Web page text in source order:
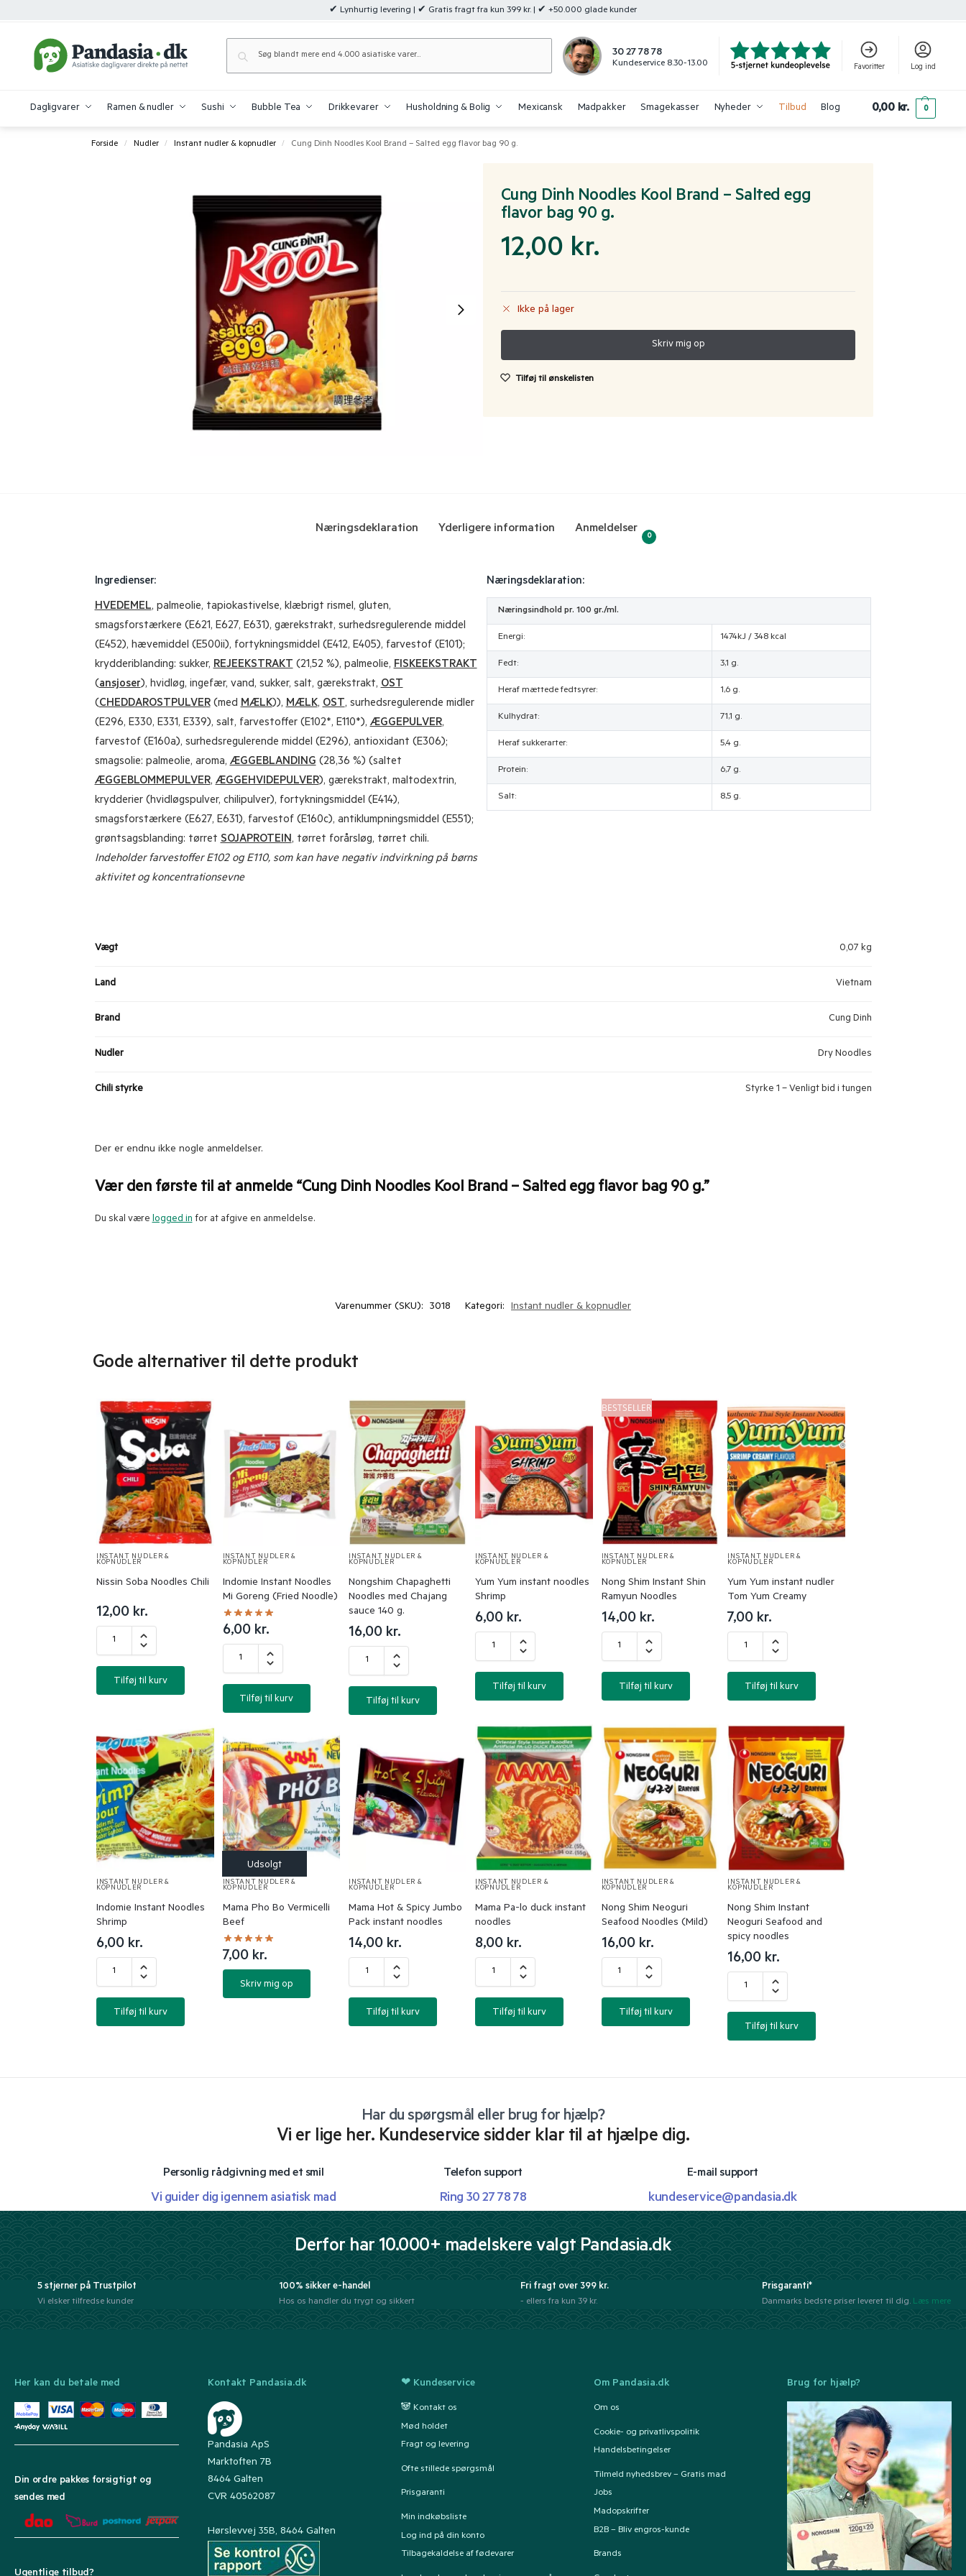
✔ Lynhurtig levering | ✔ Gratis fragt fra kun 399 kr. | ✔ +50.000 glade kunder
30 27 78 78
Kundeservice 8.30-13.00 Favoritter Log ind
Dagligvarer Ramen & nudler Sushi Bubble Tea Drikkevarer Husholdning & Bolig Mexicansk Madpakker Smagekasser Nyheder Tilbud Blog 0,00 kr. 0
Forside / Nudler / Instant nudler & kopnudler / Cung Dinh Noodles Kool Brand – Salted egg flavor bag 90 g.
Cung Dinh Noodles Kool Brand – Salted egg
flavor bag 90 g.
12,00 kr.
Ikke på lager
Tilføj til ønskelisten
Næringsdeklaration Yderligere information Anmeldelser
0
Ingredienser:
HVEDEMEL, palmeolie, tapiokastivelse, klæbrigt rismel, gluten,
smagsforstærkere (E621, E627, E631), gærekstrakt, surhedsregulerende middel
(E452), hævemiddel (E500ii), fortykningsmiddel (E412, E405), farvestof (E101);
krydderiblanding: sukker,REJEEKSTRAKT(21,52 %), palmeolie,FISKEEKSTRAKT
(ansjoser), hvidløg, ingefær, vand, sukker, salt, gærekstrakt,OST
(CHEDDAROSTPULVER(medMÆLK)),MÆLK,OST, surhedsregulerende midler
(E296, E330, E331, E339), salt, farvestoffer (E102*, E110*),ÆGGEPULVER,
farvestof (E160a), surhedsregulerende middel (E296), antioxidant (E306);
smagsolie: palmeolie, aroma,ÆGGEBLANDING(28,36 %) (saltet
ÆGGEBLOMMEPULVER,ÆGGEHVIDEPULVER), gærekstrakt, maltodextrin,
krydderier (hvidløgspulver, chilipulver), fortykningsmiddel (E414),
smagsforstærkere (E627, E631), farvestof (E160c), antiklumpningsmiddel (E551);
grøntsagsblanding: tørretSOJAPROTEIN, tørret forårsløg, tørret chili.
Indeholder farvestoffer E102 og E110, som kan have negativ indvirkning på børns
aktivitet og koncentrationsevne
Næringsdeklaration:
Næringsindhold pr. 100 gr./ml.
Energi: 1474kJ / 348 kcal
Fedt: 3,1 g.
Heraf mættede fedtsyrer: 1,6 g.
Kulhydrat: 71,1 g.
Heraf sukkerarter: 5,4 g.
Protein: 6,7 g.
Salt: 8,5 g.
Vægt 0,07 kg
Land Vietnam
Brand Cung Dinh
Nudler Dry Noodles
Chili styrke Styrke 1 – Venligt bid i tungen
Der er endnu ikke nogle anmeldelser.
Vær den første til at anmelde “Cung Dinh Noodles Kool Brand – Salted egg flavor bag 90 g.”
Du skal værelogged infor at afgive en anmeldelse.
Varenummer (SKU): 3018 Kategori: Instant nudler & kopnudler
Gode alternativer til dette produkt
INSTANT NUDLER &
KOPNUDLER
Nissin Soba Noodles Chili
12,00 kr.
Tilføj til kurv
INSTANT NUDLER &
KOPNUDLER
Indomie Instant Noodles
Mi Goreng (Fried Noodle)
6,00 kr.
Tilføj til kurv
INSTANT NUDLER &
KOPNUDLER
Nongshim Chapaghetti
Noodles med Chajang
sauce 140 g.
16,00 kr.
Tilføj til kurv
INSTANT NUDLER &
KOPNUDLER
Yum Yum instant noodles
Shrimp
6,00 kr.
Tilføj til kurv
BESTSELLER
INSTANT NUDLER &
KOPNUDLER
Nong Shim Instant Shin
Ramyun Noodles
14,00 kr.
Tilføj til kurv
INSTANT NUDLER &
KOPNUDLER
Yum Yum instant nudler
Tom Yum Creamy
7,00 kr.
Tilføj til kurv
INSTANT NUDLER &
KOPNUDLER
Indomie Instant Noodles
Shrimp
6,00 kr.
Tilføj til kurv
INSTANT NUDLER &
KOPNUDLER
Mama Pho Bo Vermicelli
Beef
7,00 kr.
Skriv mig op
INSTANT NUDLER &
KOPNUDLER
Mama Hot & Spicy Jumbo
Pack instant noodles
14,00 kr.
Tilføj til kurv
INSTANT NUDLER &
KOPNUDLER
Mama Pa-lo duck instant
noodles
8,00 kr.
Tilføj til kurv
INSTANT NUDLER &
KOPNUDLER
Nong Shim Neoguri
Seafood Noodles (Mild)
16,00 kr.
Tilføj til kurv
INSTANT NUDLER &
KOPNUDLER
Nong Shim Instant
Neoguri Seafood and
spicy noodles
16,00 kr.
Tilføj til kurv
Har du spørgsmål eller brug for hjælp?
Vi er lige her. Kundeservice sidder klar til at hjælpe dig.
Personlig rådgivning med et smil
Vi guider dig igennem asiatisk mad
Telefon support
Ring 30 27 78 78
E-mail support
kundeservice@pandasia.dk
Derfor har 10.000+ madelskere valgt Pandasia.dk
5 stjerner på Trustpilot
Vi elsker tilfredse kunder
100% sikker e-handel
Hos os handler du trygt og sikkert
Fri fragt over 399 kr.
- ellers fra kun 39 kr.
Prisgaranti*
Danmarks bedste priser leveret til dig. Læs mere
Her kan du betale med
Din ordre pakkes forsigtigt og
sendes med
Kontakt Pandasia.dk
Pandasia ApS
Marktoften 7B
8464 Galten
CVR 40562087
Hørslevvej 35B, 8464 Galten
❤ Kundeservice
🐼 Kontakt os
Mød holdet
Fragt og levering
Ofte stillede spørgsmål
Prisgaranti
Min indkøbsliste
Log ind på din konto
Tilbagekaldelse af fødevarer
Om Pandasia.dk
Om os
Cookie- og privatlivspolitik
Handelsbetingelser
Tilmeld nyhedsbrev – Gratis mad
Jobs
Madopskrifter
B2B – Bliv engros-kunde
Brands
Brug for hjælp?